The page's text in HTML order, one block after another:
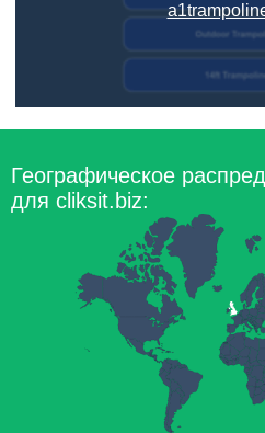
Географическое
для cliksit.biz: